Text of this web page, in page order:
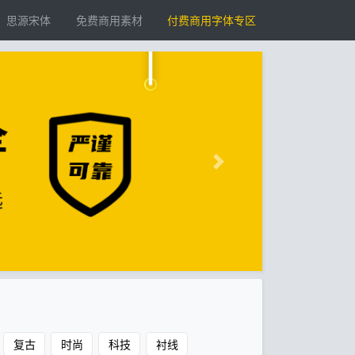
思源宋体 免费商用素材 付费商用字体专区
复古 时尚 科技 衬线